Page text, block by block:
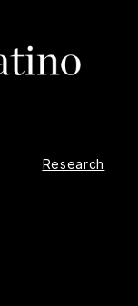
Research